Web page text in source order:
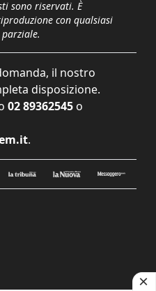
sono riservati. È
con qualsiasi
il nostro
disposizione.
02 89362545 o
.